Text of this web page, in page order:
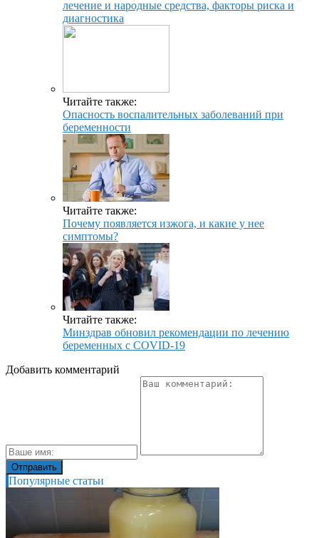
лечение и народные средства, факторы риска и
диагностика
Читайте также:
Опасность воспалительных заболеваний при
беременности
Читайте также:
Почему появляется изжога, и какие у нее
симптомы?
Читайте также:
Минздрав обновил рекомендации по лечению
беременных с COVID-19
Добавить комментарий
Популярные статьи